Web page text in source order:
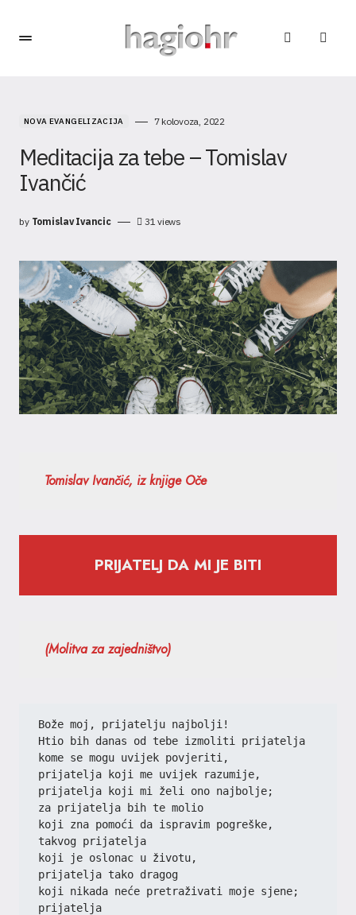
NOVA EVANGELIZACIJA 7 kolovoza, 2022
Meditacija za tebe – Tomislav
Ivančić
by Tomislav Ivancic 31 views
Tomislav Ivančić, iz knjige Oče
PRIJATELJ DA MI JE BITI
(Molitva za zajedništvo)
Bože moj, prijatelju najbolji!
Htio bih danas od tebe izmoliti prijatelja
kome se mogu uvijek povjeriti,
prijatelja koji me uvijek razumije,
prijatelja koji mi želi ono najbolje;
za prijatelja bih te molio
koji zna pomoći da ispravim pogreške,
takvog prijatelja
koji je oslonac u životu,
prijatelja tako dragog
koji nikada neće pretraživati moje sjene;
prijatelja